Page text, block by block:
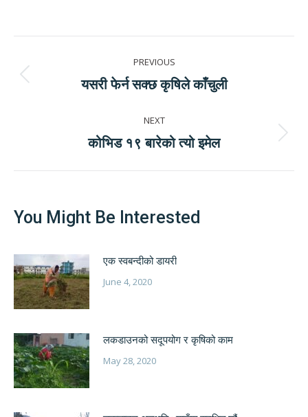
navigation
PREVIOUS
Previous
यसरी फेर्न सक्छ कृषिले काँचुली
NEXT
Next
कोभिड १९ बारेको त्यो इमेल
You Might Be Interested
एक स्वबन्दीको डायरी
June 4, 2020
लकडाउनको सदूपयोग र कृषिको काम
May 28, 2020